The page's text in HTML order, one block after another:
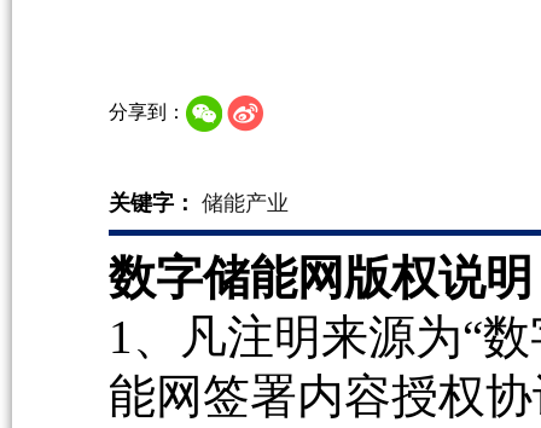
分享到：
关键字： 储能产业
数字储能网版权说
1、凡注明来源为“
能网签署内容授权